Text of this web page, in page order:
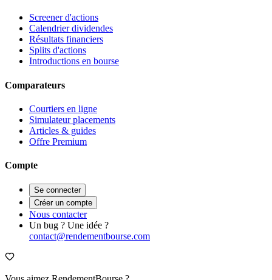
Screener d'actions
Calendrier dividendes
Résultats financiers
Splits d'actions
Introductions en bourse
Comparateurs
Courtiers en ligne
Simulateur placements
Articles & guides
Offre Premium
Compte
Se connecter
Créer un compte
Nous contacter
Un bug ? Une idée ?
contact@rendementbourse.com